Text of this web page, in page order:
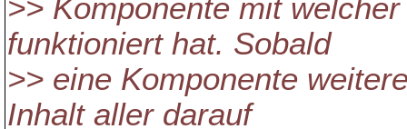
>> Komponente mit
funktioniert hat. Sobald
>> eine Komponente
Inhalt aller darauf